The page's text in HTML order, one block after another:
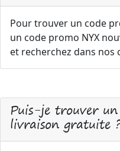
Pour trouver un code
un code promo NYX
et recherchez dans nos
Puis-je trouver
livraison gratuite